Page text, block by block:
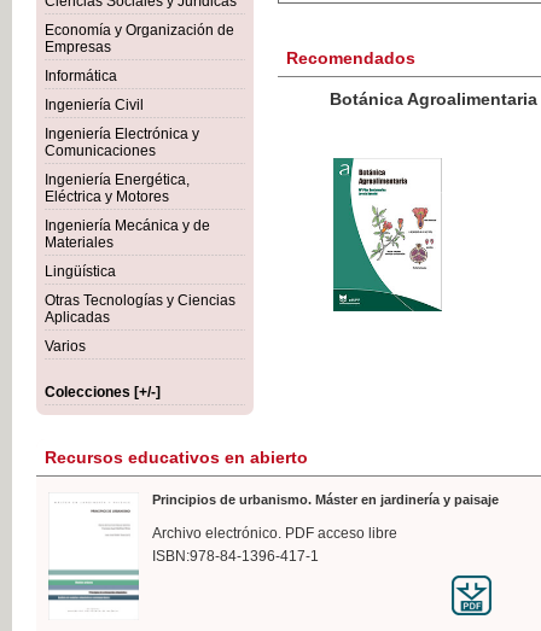
Economía y Organización de
Empresas
Informática
Ingeniería Civil
Ingeniería Electrónica y
Comunicaciones
Ingeniería Energética,
Eléctrica y Motores
Ingeniería Mecánica y de
Materiales
Lingüística
Otras Tecnologías y Ciencias
Aplicadas
Varios
Colecciones [+/-]
Recomendados
Botánica Agroalimentaria
Recursos educativos en abierto
Principios de urbanismo. Máster en jardinería y paisaje
Archivo electrónico. PDF acceso libre
ISBN:978-84-1396-417-1